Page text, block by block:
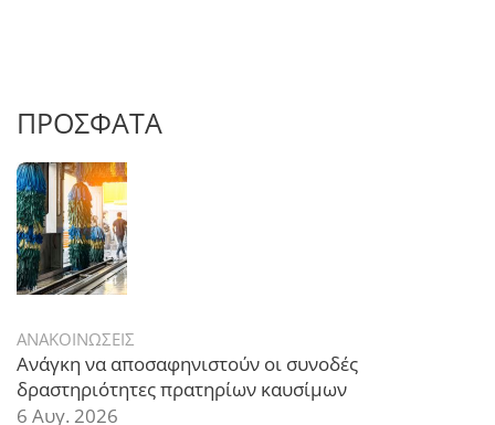
ΠΡΟΣΦΑΤΑ
ΑΝΑΚΟΙΝΩΣΕΙΣ
Ανάγκη να αποσαφηνιστούν οι συνοδές
δραστηριότητες πρατηρίων καυσίμων
6 Αυγ. 2026